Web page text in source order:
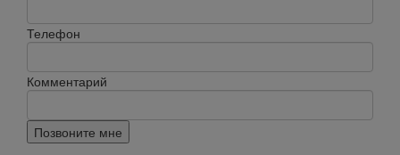
Телефон
Комментарий
Позвоните мне